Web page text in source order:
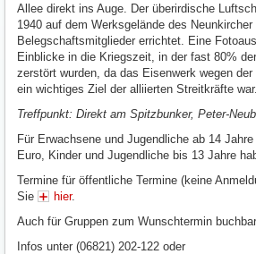
Allee direkt ins Auge. Der überirdische
1940 auf dem Werksgelände des
Belegschaftsmitglieder errichtet. Eine
Einblicke in die Kriegszeit, in der fast 80%
zerstört wurden, da das Eisenwerk wegen
ein wichtiges Ziel der alliierten Streitkräfte war.
Treffpunkt: Direkt am Spitzbunker, Peter-
Für Erwachsene und Jugendliche ab 14
Euro, Kinder und Jugendliche bis 13 Jahre
Termine für öffentliche Termine (keine
Sie
hier.
Auch für Gruppen zum Wunschtermin buchbar.
Infos unter (06821) 202-122 oder